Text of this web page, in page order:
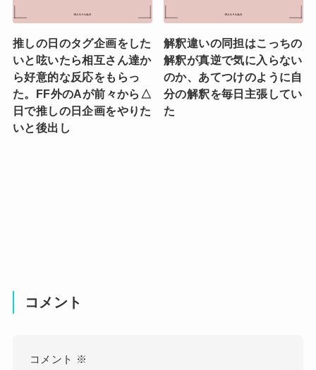
推しの日のタグ企画をした
いと呟いたら相互さん達か
ら好意的な反応をもらっ
た。FF外のAが前々から△
日で推しの日企画をやりた
いと後出し
解釈違いの同担はこっちの
解釈が真逆で気に入らない
のか、あてつけのように自
分の解釈を毎日主張してい
た
コメント
コメント ※